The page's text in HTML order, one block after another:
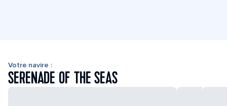
Votre navire :
SERENADE OF THE SEAS